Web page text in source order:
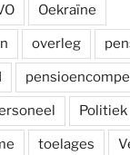
Oekraïne
overleg
Politiek
toelages